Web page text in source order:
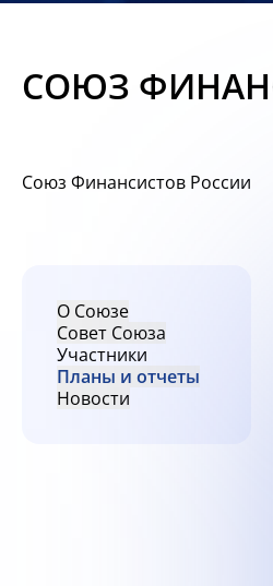
СОЮЗ
Союз Финансистов России
О Союзе
Совет Союза
Участники
Планы и отчеты
Новости